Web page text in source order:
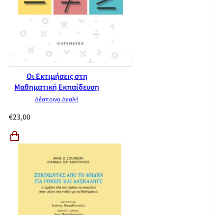
Οι Εκτιμήσεις στη
Μαθηματική Εκπαίδευση
Δέσποινα Δεσλή
€23,00